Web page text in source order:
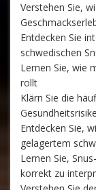
Verstehen Sie,
Entdecken Sie
schwedischen
Lernen Sie, wie
rollt
Klärn Sie die
Entdecken Sie,
gelagertem
Lernen Sie,
korrekt zu